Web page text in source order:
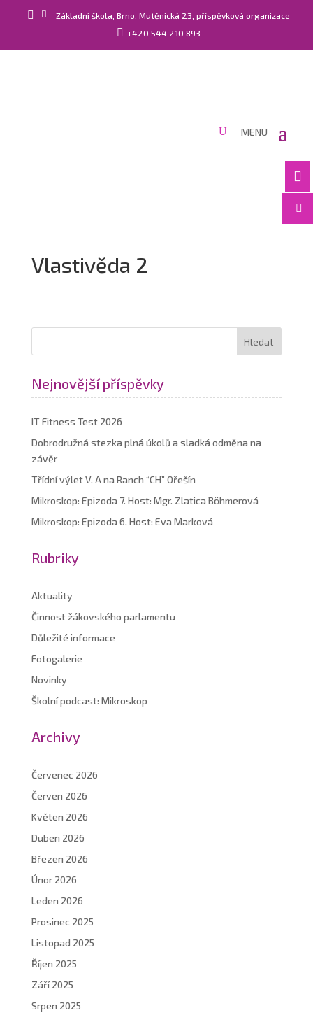
  Základní škola, Brno, Mutěnická 23, příspěvková organizace
 +420 544 210 893


Vlastivěda 2
Nejnovější příspěvky
IT Fitness Test 2026
Dobrodružná stezka plná úkolů a sladká odměna na
závěr
Třídní výlet V. A na Ranch “CH” Ořešín
Mikroskop: Epizoda 7. Host: Mgr. Zlatica Böhmerová
Mikroskop: Epizoda 6. Host: Eva Marková
Rubriky
Aktuality
Činnost žákovského parlamentu
Důležité informace
Fotogalerie
Novinky
Školní podcast: Mikroskop
Archivy
Červenec 2026
Červen 2026
Květen 2026
Duben 2026
Březen 2026
Únor 2026
Leden 2026
Prosinec 2025
Listopad 2025
Říjen 2025
Září 2025
Srpen 2025